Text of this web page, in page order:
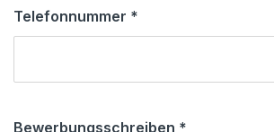
Telefonnummer *
Bewerbungsschreiben *